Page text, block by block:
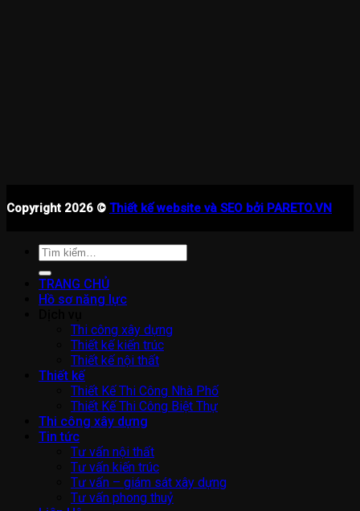
Copyright 2026 © Thiết kế website và SEO bởi PARETO.VN
Tìm
TRANG CHỦ
Hồ sơ năng lực
Thi công xây dựng
Thiết kế kiến trúc
Thiết kế nội thất
Thiết kế
Thiết Kế Thi Công Nhà Phố
Thiết Kế Thi Công Biệt Thự
Thi công xây dựng
Tin tức
Tư vấn nội thất
Tư vấn kiến trúc
Tư vấn – giám sát xây dựng
Tư vấn phong thuỷ